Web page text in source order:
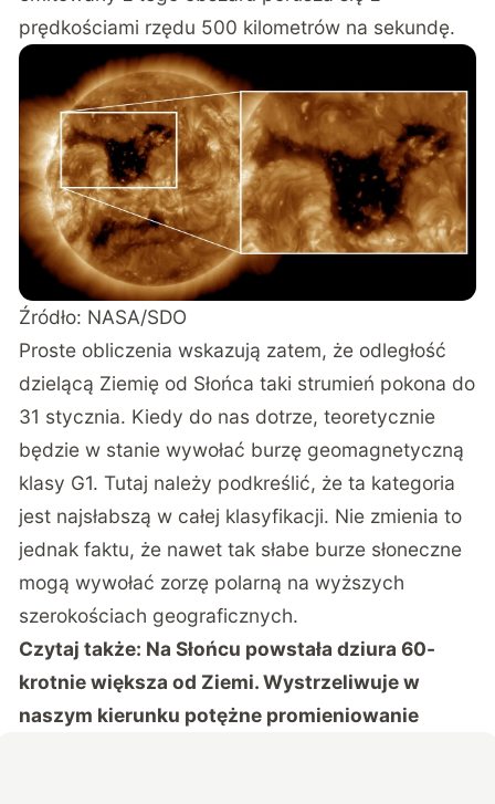
prędkościami rzędu 500 kilometrów na sekundę.
Źródło: NASA/SDO
Proste obliczenia wskazują zatem, że odległość
dzielącą Ziemię od Słońca taki strumień pokona do
31 stycznia. Kiedy do nas dotrze, teoretycznie
będzie w stanie wywołać burzę geomagnetyczną
klasy G1. Tutaj należy podkreślić, że ta kategoria
jest najsłabszą w całej klasyfikacji. Nie zmienia to
jednak faktu, że nawet tak słabe burze słoneczne
mogą wywołać zorzę polarną na wyższych
szerokościach geograficznych.
Czytaj także: Na Słońcu powstała dziura 60-
krotnie większa od Ziemi. Wystrzeliwuje w
naszym kierunku potężne promieniowanie